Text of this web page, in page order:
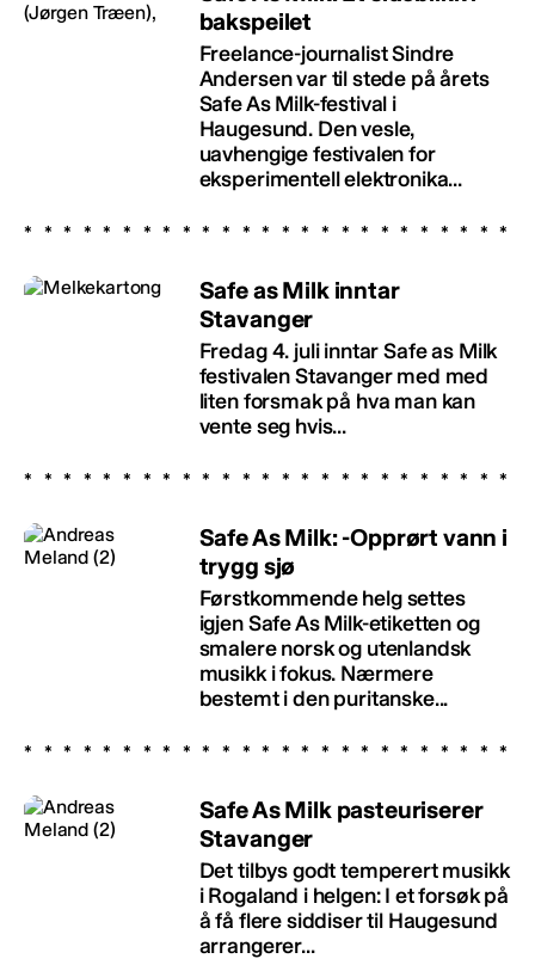
bakspeilet
Freelance-journalist Sindre
Andersen var til stede på årets
Safe As Milk-festival i
Haugesund. Den vesle,
uavhengige festivalen for
eksperimentell elektronika...
Safe as Milk inntar
Stavanger
Fredag 4. juli inntar Safe as Milk
festivalen Stavanger med med
liten forsmak på hva man kan
vente seg hvis...
Safe As Milk: -Opprørt vann i
trygg sjø
Førstkommende helg settes
igjen Safe As Milk-etiketten og
smalere norsk og utenlandsk
musikk i fokus. Nærmere
bestemt i den puritanske...
Safe As Milk pasteuriserer
Stavanger
Det tilbys godt temperert musikk
i Rogaland i helgen: I et forsøk på
å få flere siddiser til Haugesund
arrangerer...